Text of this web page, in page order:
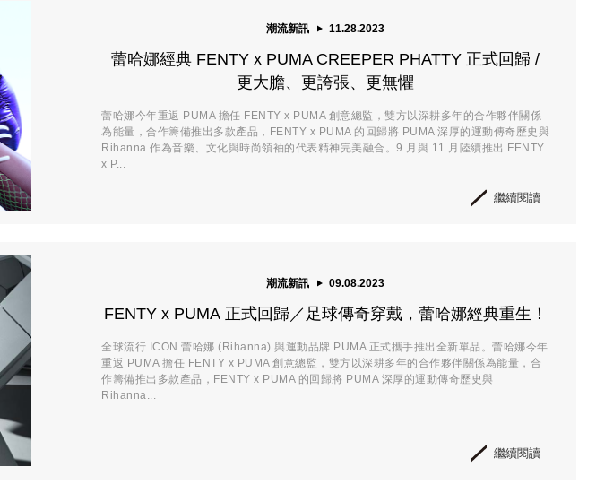
潮流新訊 11.28.2023
蕾哈娜經典 FENTY x PUMA CREEPER PHATTY 正式回歸 /
更大膽、更誇張、更無懼
蕾哈娜今年重返 PUMA 擔任 FENTY x PUMA 創意總監，雙方以深耕多年的合作夥伴關係
為能量，合作籌備推出多款產品，FENTY x PUMA 的回歸將 PUMA 深厚的運動傳奇歷史與
Rihanna 作為音樂、文化與時尚領袖的代表精神完美融合。9 月與 11 月陸續推出 FENTY
x P...
繼續閱讀
潮流新訊 09.08.2023
FENTY x PUMA 正式回歸／足球傳奇穿戴，蕾哈娜經典重生！
全球流行 ICON 蕾哈娜 (Rihanna) 與運動品牌 PUMA 正式攜手推出全新單品。蕾哈娜今年
重返 PUMA 擔任 FENTY x PUMA 創意總監，雙方以深耕多年的合作夥伴關係為能量，合
作籌備推出多款產品，FENTY x PUMA 的回歸將 PUMA 深厚的運動傳奇歷史與
Rihanna...
繼續閱讀